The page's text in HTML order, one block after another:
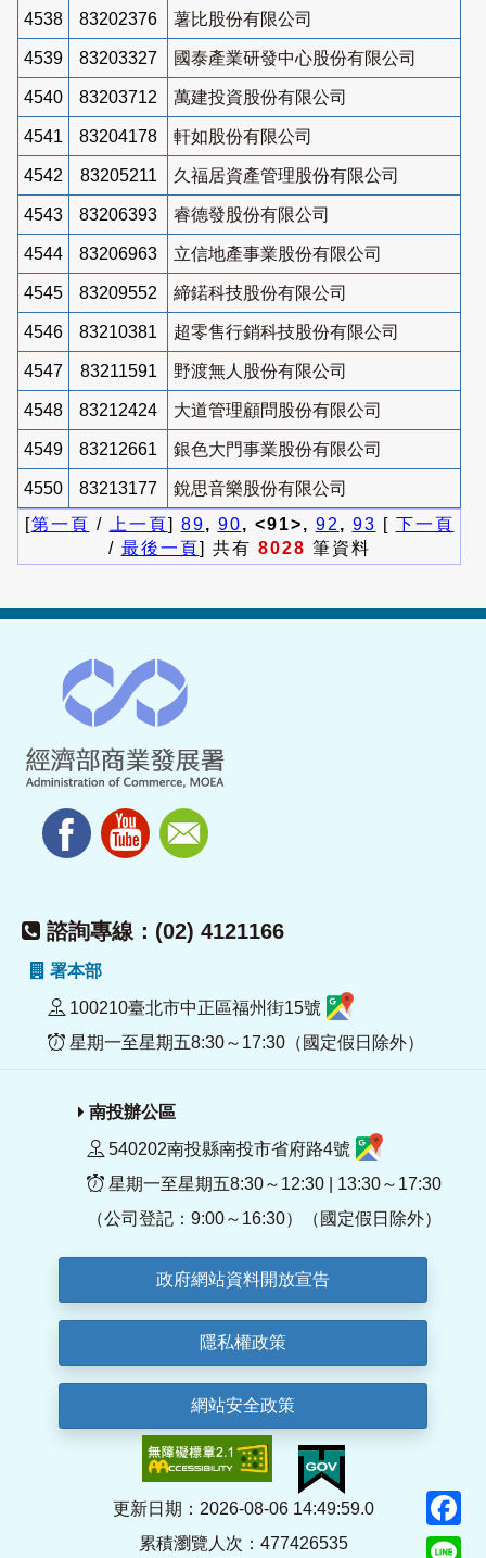
4538 83202376 薯比股份有限公司
4539 83203327 國泰產業研發中心股份有限公司
4540 83203712 萬建投資股份有限公司
4541 83204178 軒如股份有限公司
4542 83205211 久福居資產管理股份有限公司
4543 83206393 睿德發股份有限公司
4544 83206963 立信地產事業股份有限公司
4545 83209552 締鍩科技股份有限公司
4546 83210381 超零售行銷科技股份有限公司
4547 83211591 野渡無人股份有限公司
4548 83212424 大道管理顧問股份有限公司
4549 83212661 銀色大門事業股份有限公司
4550 83213177
銳思音樂股份有限公司
[第一頁 / 上一頁] 89, 90, <91>, 92 , 93 [ 下一頁
/ 最後一頁] 共有 8028 筆資料
諮詢專線：(02) 4121166
署本部
100210臺北市中正區福州街15號
星期一至星期五8:30～17:30（國定假日除外）
南投辦公區
540202南投縣南投市省府路4號
星期一至星期五8:30～12:30 | 13:30～17:30
（公司登記：9:00～16:30）（國定假日除外）
政府網站資料開放宣告
隱私權政策
網站安全政策
更新日期：2026-08-06 14:49:59.0
累積瀏覽人次：477426535